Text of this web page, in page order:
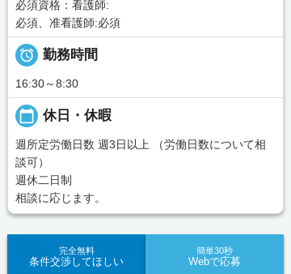
必須資格：看護師:
必須、准看護師:必須
 勤務時間
16:30～8:30
calendar_today 休日・休暇
週所定労働日数 週3日以上 （労働日数について相
談可）
週休二日制
相談に応じます。
完全無料
条件交渉してほしい
簡単30秒
Webで応募